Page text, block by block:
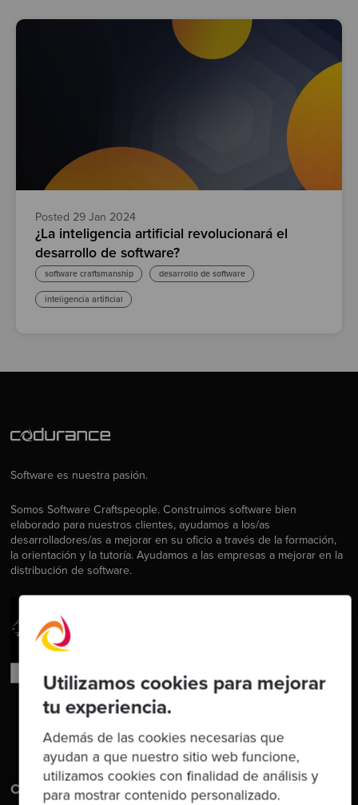
Utilizamos cookies para mejorar
tu experiencia.
Además de las cookies necesarias que
ayudan a que nuestro sitio web funcione,
utilizamos cookies con finalidad de análisis y
para mostrar contenido personalizado.
Posted 29 Jan 2024
¿La inteligencia artificial revolucionará el
desarrollo de software?
software craftsmanship desarrollo de software
inteligencia artificial
Software es nuestra pasión.
Somos Software Craftspeople. Construimos software bien
elaborado para nuestros clientes, ayudamos a los/as
desarrolladores/as a mejorar en su oficio a través de la formación,
la orientación y la tutoría. Ayudamos a las empresas a mejorar en la
distribución de software.
Contáctanos